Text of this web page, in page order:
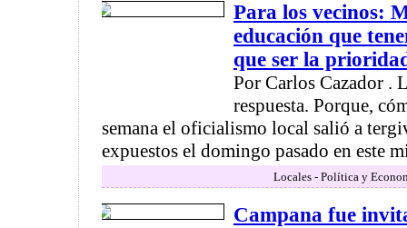
Para los vecinos:
educación que
que ser la
Por Carlos Cazador .
respuesta. Porque,
semana el oficialismo local salió a
expuestos el domingo pasado en este
Locales - Política y
Campana fue